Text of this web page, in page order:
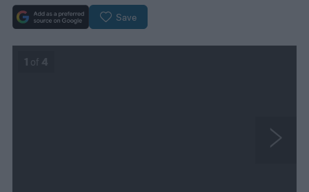
Save
1 of 4